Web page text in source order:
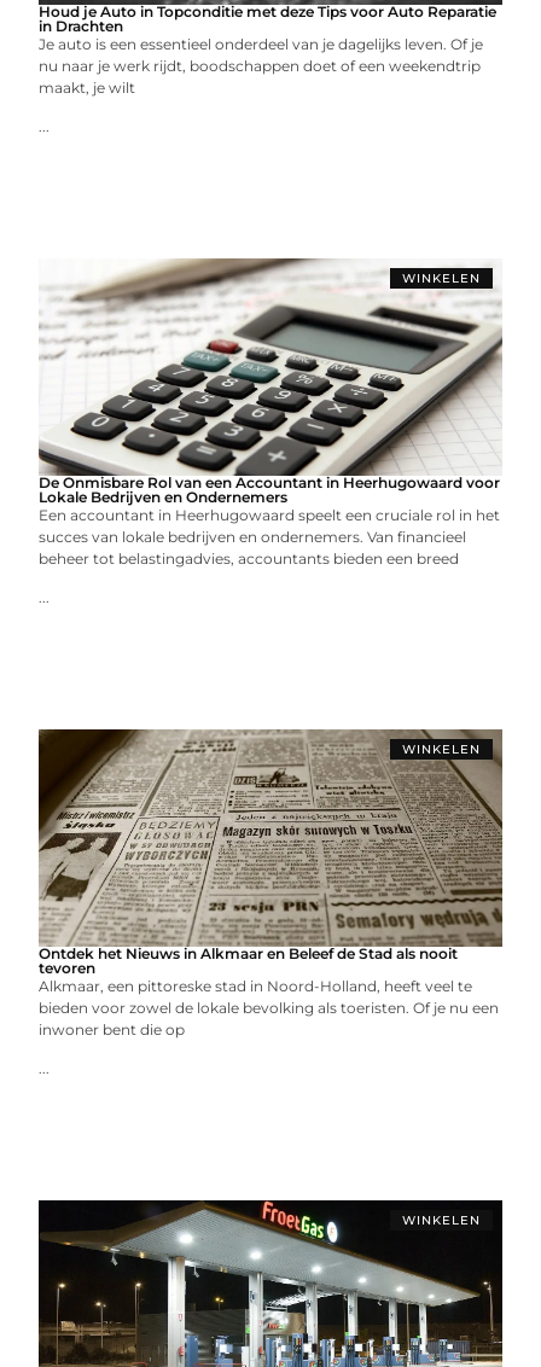
Houd je Auto in Topconditie met deze Tips voor Auto Reparatie
in Drachten
Je auto is een essentieel onderdeel van je dagelijks leven. Of je
nu naar je werk rijdt, boodschappen doet of een weekendtrip
maakt, je wilt
...
WINKELEN
De Onmisbare Rol van een Accountant in Heerhugowaard voor
Lokale Bedrijven en Ondernemers
Een accountant in Heerhugowaard speelt een cruciale rol in het
succes van lokale bedrijven en ondernemers. Van financieel
beheer tot belastingadvies, accountants bieden een breed
...
WINKELEN
Ontdek het Nieuws in Alkmaar en Beleef de Stad als nooit
tevoren
Alkmaar, een pittoreske stad in Noord-Holland, heeft veel te
bieden voor zowel de lokale bevolking als toeristen. Of je nu een
inwoner bent die op
...
WINKELEN